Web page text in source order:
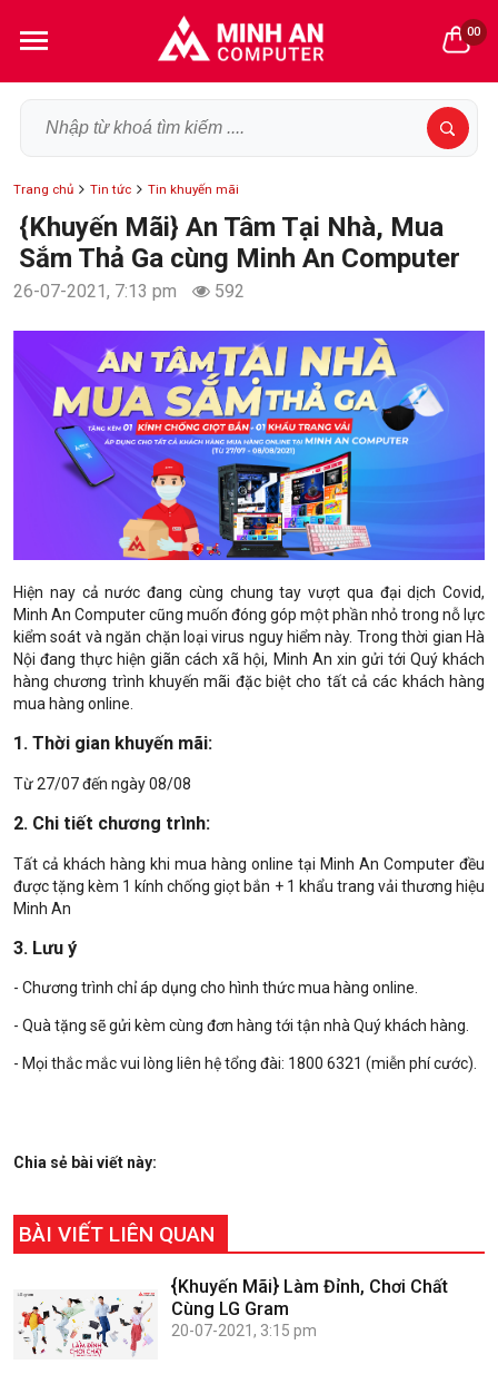
00
Trang chủ Tin tức Tin khuyến mãi
{Khuyến Mãi} An Tâm Tại Nhà, Mua
Sắm Thả Ga cùng Minh An Computer
26-07-2021, 7:13 pm 592
Hiện nay cả nước đang cùng chung tay vượt qua đại dịch Covid,
Minh An Computer cũng muốn đóng góp một phần nhỏ trong nỗ lực
kiểm soát và ngăn chặn loại virus nguy hiểm này. Trong thời gian Hà
Nội đang thực hiện giãn cách xã hội, Minh An xin gửi tới Quý khách
hàng chương trình khuyến mãi đặc biệt cho tất cả các khách hàng
mua hàng online.
1. Thời gian khuyến mãi:
Từ 27/07 đến ngày 08/08
2. Chi tiết chương trình:
Tất cả khách hàng khi mua hàng online tại Minh An Computer đều
được tặng kèm 1 kính chống giọt bắn + 1 khẩu trang vải thương hiệu
Minh An
3. Lưu ý
- Chương trình chỉ áp dụng cho hình thức mua hàng online.
- Quà tặng sẽ gửi kèm cùng đơn hàng tới tận nhà Quý khách hàng.
- Mọi thắc mắc vui lòng liên hệ tổng đài: 1800 6321 (miễn phí cước).
Chia sẻ bài viết này:
BÀI VIẾT LIÊN QUAN
{Khuyến Mãi} Làm Đỉnh, Chơi Chất
Cùng LG Gram
20-07-2021, 3:15 pm